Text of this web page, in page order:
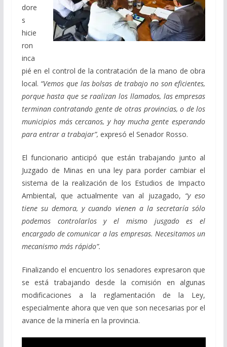
dore
s
hicie
ron
inca
pié en el control de la contratación de la mano de obra
local. “Vemos que las bolsas de trabajo no son eficientes,
porque hasta que se raalizan los llamados, las empresas
terminan contratando gente de otras provincias, o de los
municipios más cercanos, y hay mucha gente esperando
para entrar a trabajar”, expresó el Senador Rosso.
El funcionario anticipó que están trabajando junto al
Juzgado de Minas en una ley para porder cambiar el
sistema de la realización de los Estudios de Impacto
Ambiental, que actualmente van al juzagado, “y eso
tiene su demora, y cuando vienen a la secretaría sólo
podemos controlarlos y el mismo jusgado es el
encargado de comunicar a las empresas. Necesitamos un
mecanismo más rápido”.
Finalizando el encuentro los senadores expresaron que
se está trabajando desde la comisión en algunas
modificaciones a la reglamentación de la Ley,
especialmente ahora que ven que son necesarias por el
avance de la minería en la provincia.